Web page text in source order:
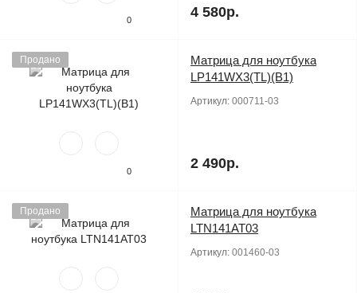
0 4 580р.
Продано
0
Матрица для ноутбука
LP141WX3(TL)(B1)
Артикул: 000711-03
2 490р.
Продано
Матрица для ноутбука
LTN141AT03
Артикул: 001460-03